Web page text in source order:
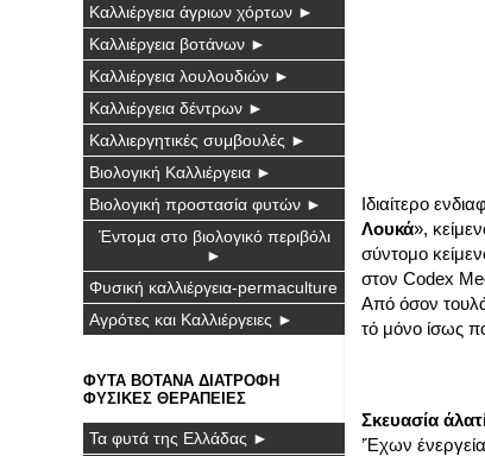
Ιδιαίτερο
Λουκά»,
σύντομο
στον Codex
Από όσον
τό μόνο ίσως
Σκευασία
’Έχων
Καλλιέργεια άγριων χόρτων ►
Καλλιέργεια βοτάνων ►
Καλλιέργεια λουλουδιών ►
Καλλιέργεια δέντρων ►
Καλλιεργητικές συμβουλές ►
Βιολογική Καλλιέργεια ►
Βιολογική προστασία φυτών ►
Έντομα στο βιολογικό περιβόλι
►
Φυσική καλλιέργεια-permaculture
Αγρότες και Καλλιέργειες ►
ΦΥΤΑ ΒΟΤΑΝΑ ΔΙΑΤΡΟΦΗ
ΦΥΣΙΚΕΣ ΘΕΡΑΠΕΙΕΣ
Τα φυτά της Ελλάδας ►